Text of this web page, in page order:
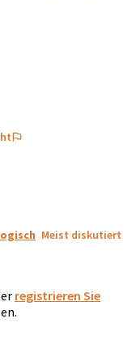
Meist diskutiert
registrieren Sie